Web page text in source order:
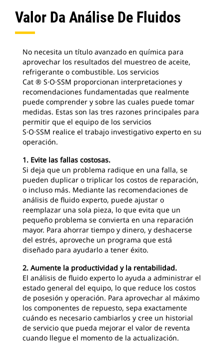
Valor Da Análise De Fluidos
No necesita un título avanzado en química para
aprovechar los resultados del muestreo de aceite,
refrigerante o combustible. Los servicios
Cat ® S·O·SSM proporcionan interpretaciones y
recomendaciones fundamentadas que realmente
puede comprender y sobre las cuales puede tomar
medidas. Estas son las tres razones principales para
permitir que el equipo de los servicios
S·O·SSM realice el trabajo investigativo experto en su
operación.
1. Evite las fallas costosas.
Si deja que un problema radique en una falla, se
pueden duplicar o triplicar los costos de reparación,
o incluso más. Mediante las recomendaciones de
análisis de fluido experto, puede ajustar o
reemplazar una sola pieza, lo que evita que un
pequeño problema se convierta en una reparación
mayor. Para ahorrar tiempo y dinero, y deshacerse
del estrés, aproveche un programa que está
diseñado para ayudarlo a tener éxito.
2. Aumente la productividad y la rentabilidad.
El análisis de fluido experto lo ayuda a administrar el
estado general del equipo, lo que reduce los costos
de posesión y operación. Para aprovechar al máximo
los componentes de repuesto, sepa exactamente
cuándo es necesario cambiarlos y cree un historial
de servicio que pueda mejorar el valor de reventa
cuando llegue el momento de la actualización.